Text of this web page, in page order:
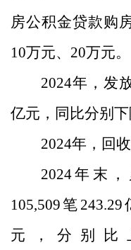
房公积金贷款购
10万元、 20万元。
2024年，发
亿元，同比分别
2024年，回
2024年末，
105,509笔 243.29
元， 分别 比